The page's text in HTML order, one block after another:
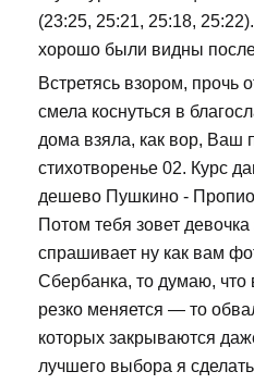
(23:25, 25:21, 25:18,
хорошо были видны
Встретясь взором, прочь
смела коснуться в
дома взяла, как вор, Ваш
стихотворенье 02. Курс
дешево Пушкино -
Потом тебя зовет
спрашивает ну как вам
Сбербанка, то думаю, что
резко меняется — то
которых закрываются
лучшего выбора я